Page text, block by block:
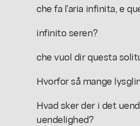
che fa l'aria infinita, e
infinito seren?
che vuol dir questa
Hvorfor så mange
Hvad sker der i det
uendelighed?